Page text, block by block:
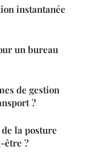
instantanée
un bureau
de gestion
?
la posture
être ?